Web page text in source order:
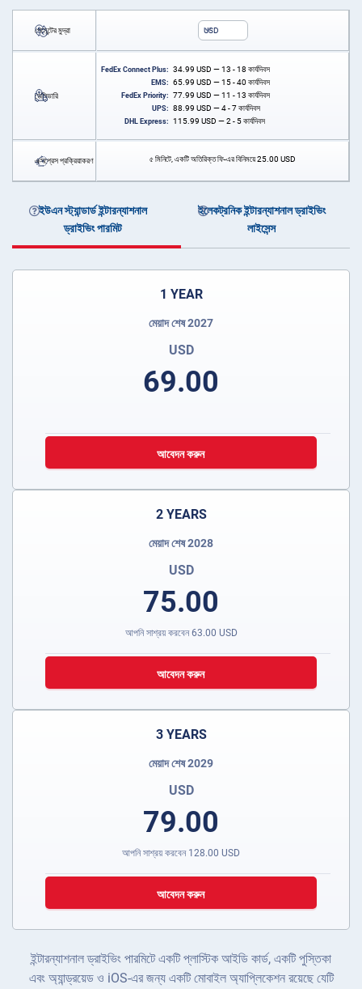
পেমেন্টের মুদ্রা USD
ডেলিভারি
FedEx Connect Plus: 34.99 USD — 13 - 18 কার্যদিবস
EMS: 65.99 USD — 15 - 40 কার্যদিবস
FedEx Priority: 77.99 USD — 11 - 13 কার্যদিবস
UPS: 88.99 USD — 4 - 7 কার্যদিবস
DHL Express: 115.99 USD — 2 - 5 কার্যদিবস
এক্সপ্রেস প্রক্রিয়াকরণ ৫ মিনিটে, একটি অতিরিক্ত ফি-এর বিনিময়ে25.00 USD
ইউএন স্ট্যান্ডার্ড ইন্টারন্যাশনাল
ড্রাইভিং পারমিট
ইলেকট্রনিক ইন্টারন্যাশনাল ড্রাইভিং
লাইসেন্স
1 YEAR
মেয়াদ শেষ 2027
USD
69.00
আবেদন করুন
2 YEARS
মেয়াদ শেষ 2028
USD
75.00
আপনি সাশ্রয় করবেন63.00 USD
আবেদন করুন
3 YEARS
মেয়াদ শেষ 2029
USD
79.00
আপনি সাশ্রয় করবেন 128.00 USD
আবেদন করুন
ইন্টারন্যাশনাল ড্রাইভিং পারমিটে একটি প্লাস্টিক আইডি কার্ড, একটি পুস্তিকা
এবং অ্যান্ড্রয়েড ও iOS-এর জন্য একটি মোবাইল অ্যাপ্লিকেশন রয়েছে যেটি